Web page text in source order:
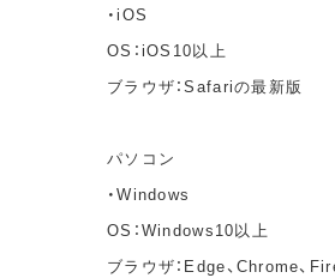
・iOS
OS：iOS10以上
ブラウザ：Safariの最新版
パソコン
・Windows
OS：Windows10以上
ブラウザ：Edge、Chrome、